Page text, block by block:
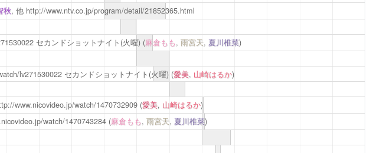
秋, 他 http://www.ntv.co.jp/program/detail/21852365.html
セカンドショットナイト(火曜) (麻倉もも, 雨宮天, 夏川椎菜)
lv271530022セカンドショットナイト(火曜) (愛美, 山崎はるか)
www.nicovideo.jp/watch/1470732909 (愛美, 山崎はるか)
watch/1470743284 (麻倉もも, 雨宮天, 夏川椎菜)